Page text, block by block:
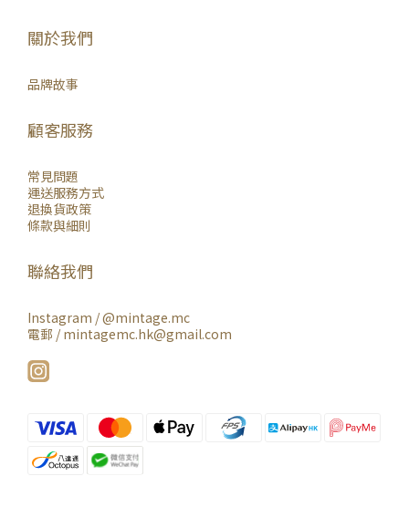
關於我們
品牌故事
顧客服務
常見問題
運送服務方式
退換貨政策
條款與細則
聯絡我們
Instagram /@mintage.mc
電郵 / mintagemc.hk@gmail.com